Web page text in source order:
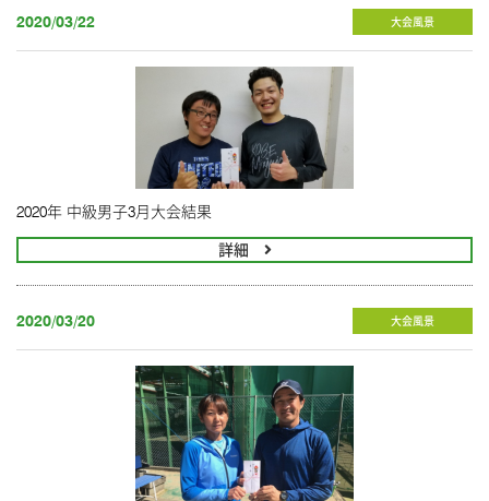
2020/03/22 大会風景
2020年 中級男子3月大会結果
詳細
2020/03/20 大会風景